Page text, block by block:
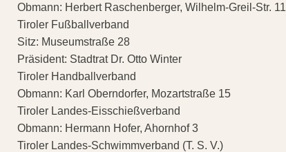
Obmann: Herbert Raschenberger, Wilhelm-Greil-Str. 11
Tiroler Fußballverband
Sitz: Museumstraße 28
Präsident: Stadtrat Dr. Otto Winter
Tiroler Handballverband
Obmann: Karl Oberndorfer, Mozartstraße 15
Tiroler Landes-Eisschießverband
Obmann: Hermann Hofer, Ahornhof 3
Tiroler Landes-Schwimmverband (T. S. V.)